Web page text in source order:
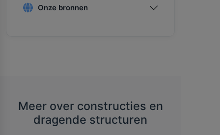
Onze bronnen
Meer over constructies en
dragende structuren